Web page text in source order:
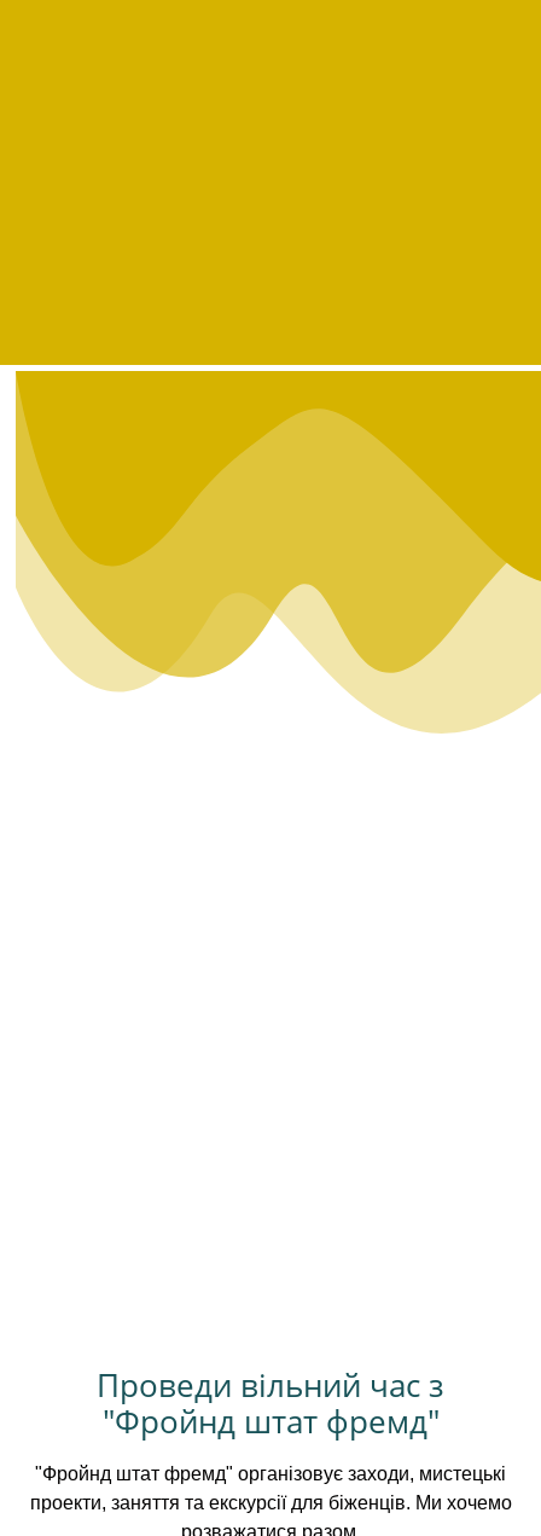
Проведи вільний час з
"Фройнд штат фремд"
"Фройнд штат фремд" організовує заходи, мистецькі
проекти, заняття та екскурсії для біженців. Ми хочемо
розважатися разом.